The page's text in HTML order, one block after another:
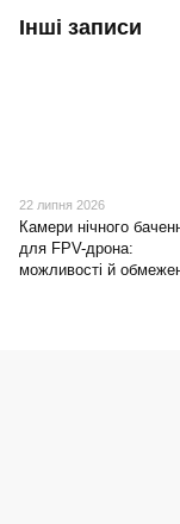
Інші записи
22 липня 2026
Камери нічного
для FPV-дрона:
можливості й